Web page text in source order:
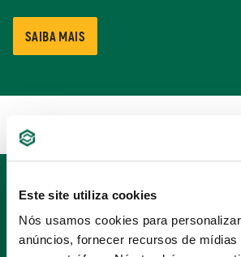
Este site utiliza cookies
Nós usamos cookies para
anúncios, fornecer recursos de
SAIBA MAIS
DESTAQUES SATA